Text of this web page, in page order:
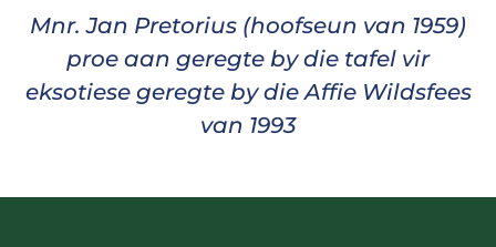
Mnr. Jan Pretorius (hoofseun van 1959)
proe aan geregte by die tafel vir
eksotiese geregte by die Affie Wildsfees
van 1993